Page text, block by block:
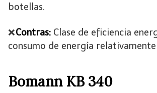
botellas.
❌Contras: Clase de eficiencia
consumo de energía
Bomann KB 340